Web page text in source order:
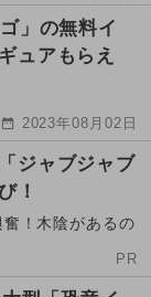
」の無料イ
ュアもらえ
2023年08月02日
ジャブジャブ
！
！木陰があるの
PR